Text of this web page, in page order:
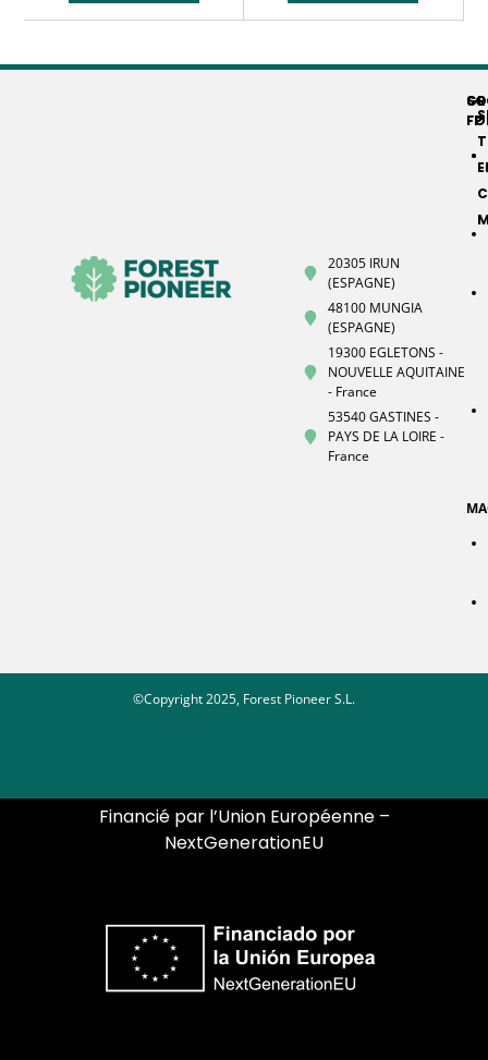
20305 IRUN
(ESPAGNE)
48100 MUNGIA
(ESPAGNE)
19300 EGLETONS -
NOUVELLE AQUITAINE
- France
53540 GASTINES -
PAYS DE LA LOIRE -
France
FP
©Copyright 2025, Forest Pioneer S.L.
Financié par l’Union Européenne –
NextGenerationEU